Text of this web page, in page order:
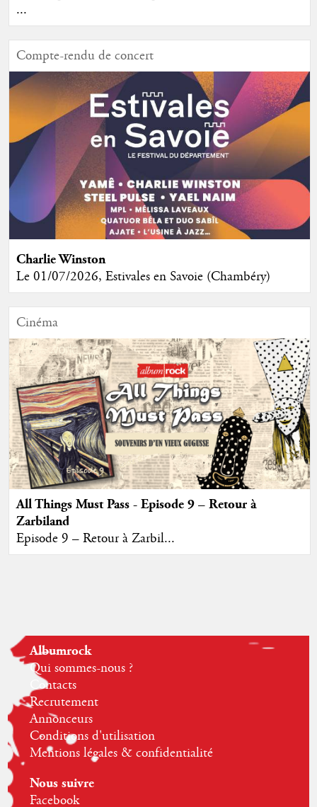
...
Compte-rendu de concert
Charlie Winston
Le 01/07/2026, Estivales en Savoie (Chambéry)
Cinéma
All Things Must Pass - Episode 9 – Retour à
Zarbiland
Episode 9 – Retour à Zarbil...
Albumrock
Qui sommes-nous ?
Contacts
Recrutement
Annonceurs
Conditions d'utilisation
Mentions légales & confidentialité
Nous suivre
Facebook